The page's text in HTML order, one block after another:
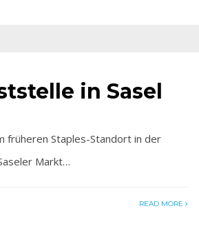
in Sasel
früheren Staples-Standort in der
Markt…
READ MORE